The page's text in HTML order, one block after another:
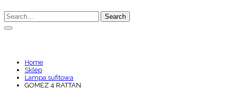
Search
Home
Sklep
Lampa sufitowa
GOMEZ 4 RATTAN